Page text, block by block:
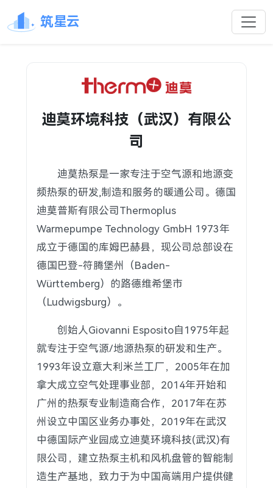
筑星云
迪莫环境科技（武汉）有限公
司
迪莫热泵是一家专注于空气源和地源变
频热泵的研发,制造和服务的暖通公司。德国
迪莫普斯有限公司Thermoplus
Warmepumpe Technology GmbH 1973年
成立于德国的库姆巴赫县，现公司总部设在
德国巴登-符腾堡州（Baden-
Württemberg）的路德维希堡市
（Ludwigsburg）。
创始人Giovanni Esposito自1975年起
就专注于空气源/地源热泵的研发和生产。
1993年设立意大利米兰工厂，2005年在加
拿大成立空气处理事业部，2014年开始和
广州的热泵专业制造商合作，2017年在苏
州设立中国区业务办事处，2019年在武汉
中德国际产业园成立迪莫环境科技(武汉)有
限公司，建立热泵主机和风机盘管的智能制
造生产基地，致力于为中国高端用户提供健